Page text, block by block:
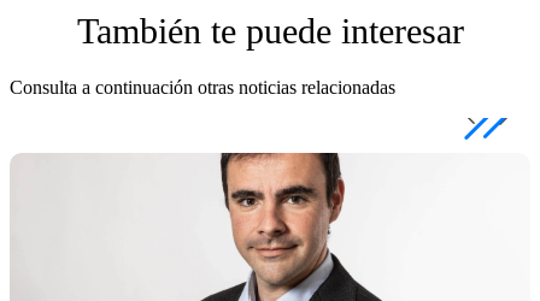
También te puede interesar
Consulta a continuación otras noticias relacionadas